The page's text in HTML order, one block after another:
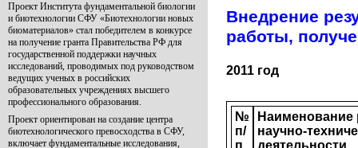
Проект Института фундаментальной биологии
и биотехнологии СФУ «Биотехнологии новых
биоматериалов» стал победителем в конкурсе
на получение гранта Правительства РФ для
государственной поддержки научных
исследований, проводимых под руководством
ведущих ученых в российских
образовательных учреждениях высшего
профессионального образования.
Проект ориентирован на создание центра
биотехнологического превосходства в СФУ,
включает фундаментальные исследования,
Внедрение
работы,
2011 год
№
п/
п
Наименование
научно-
деятельности